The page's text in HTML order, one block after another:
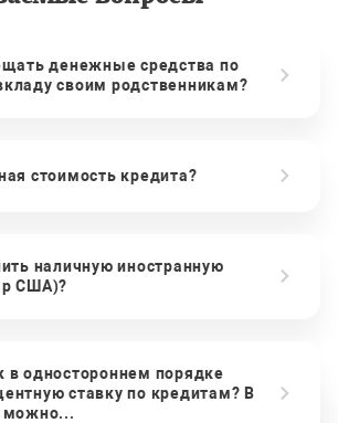
денежные средства по
своим родственникам?
стоимость кредита?
наличную иностранную
США)?
в одностороннем порядке
ставку по кредитам? В
можно...